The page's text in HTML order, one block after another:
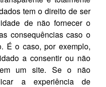
tem o direito de ser
de não fornecer o
consequências caso o
É o caso, por exemplo,
a consentir ou não
um site. Se o não
a experiência de